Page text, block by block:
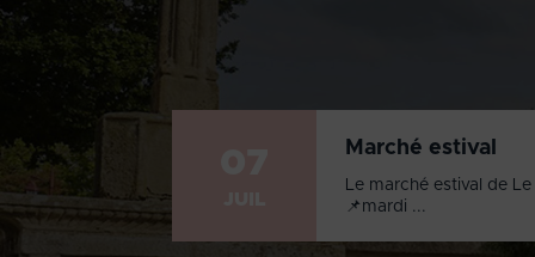
Marché estival
Le marché estival de
📌mardi ...